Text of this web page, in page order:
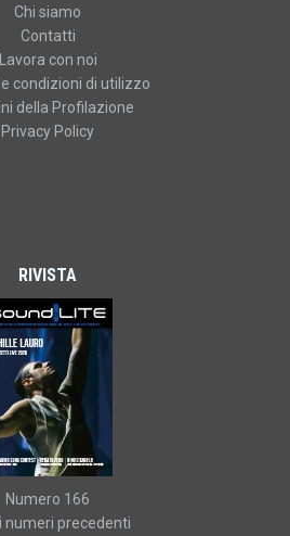
Chi siamo
Contatti
Lavora con noi
condizioni di utilizzo
della Profilazione
Privacy Policy
RIVISTA
Numero 166
numeri precedenti